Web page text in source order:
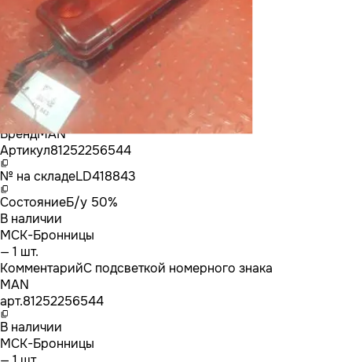
БрендMAN
Артикул81252256544
№ на складеLD418843
СостояниеБ/у 50%
В наличии
МСК-Бронницы
— 1 шт.
КомментарийС подсветкой номерного знака
MAN
арт.81252256544
В наличии
МСК-Бронницы